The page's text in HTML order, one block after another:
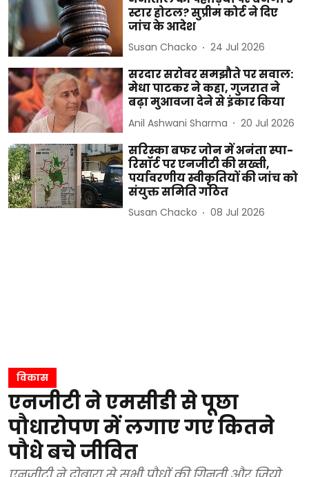
स्टार होटल? सुप्रीम कोर्ट ने दिए
जांच के आदेश
Susan Chacko 24 Jul 2026
सरदार सरोवर समझौते पर सवाल:
मेधा पाटकर ने कहा, गुजरात ने
बढ़ा मुआवजा देने से इंकार किया
Anil Ashwani Sharma 20 Jul 2026
सरिस्का बफर जोन में अनंता स्पा-
रिसॉर्ट पर एनजीटी की सख्ती,
पर्यावरणीय स्वीकृतियों की जांच को
संयुक्त समिति गठित
Susan Chacko 08 Jul 2026
विकास
एनजीटी ने एमसीडी से पूछा
पौधारोपण में लगाए गए कितने
पौधे बचे जीवित